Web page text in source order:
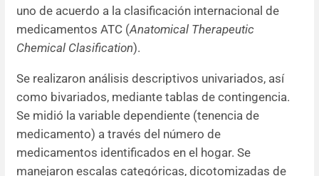
uno de acuerdo a la clasificación internacional de
medicamentos ATC (Anatomical Therapeutic
Chemical Clasification).
Se realizaron análisis descriptivos univariados, así
como bivariados, mediante tablas de contingencia.
Se midió la variable dependiente (tenencia de
medicamento) a través del número de
medicamentos identificados en el hogar. Se
manejaron escalas categóricas, dicotomizadas de